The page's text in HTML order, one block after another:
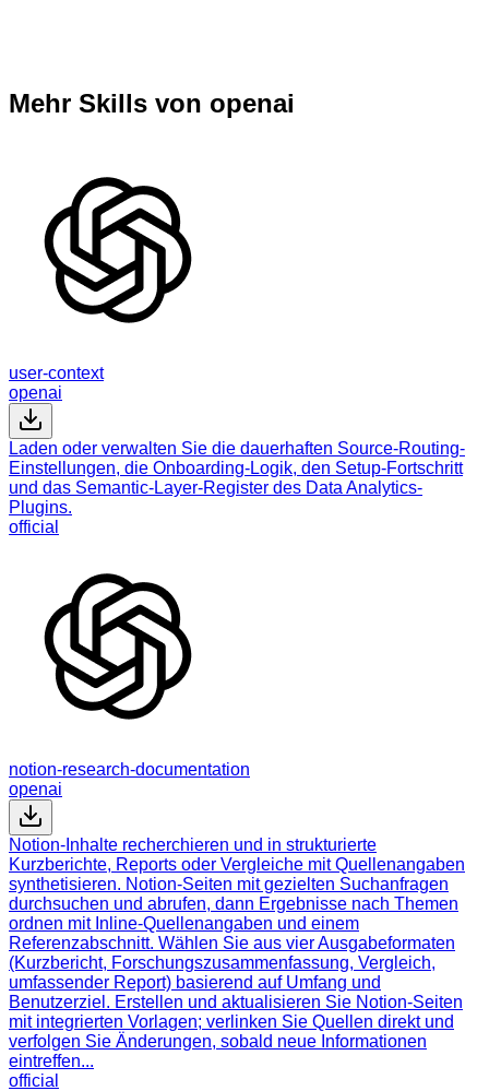
Mehr Skills von openai
user-context
openai
Laden oder verwalten Sie die dauerhaften Source-Routing-
Einstellungen, die Onboarding-Logik, den Setup-Fortschritt
und das Semantic-Layer-Register des Data Analytics-
Plugins.
official
notion-research-documentation
openai
Notion-Inhalte recherchieren und in strukturierte
Kurzberichte, Reports oder Vergleiche mit Quellenangaben
synthetisieren. Notion-Seiten mit gezielten Suchanfragen
durchsuchen und abrufen, dann Ergebnisse nach Themen
ordnen mit Inline-Quellenangaben und einem
Referenzabschnitt. Wählen Sie aus vier Ausgabeformaten
(Kurzbericht, Forschungszusammenfassung, Vergleich,
umfassender Report) basierend auf Umfang und
Benutzerziel. Erstellen und aktualisieren Sie Notion-Seiten
mit integrierten Vorlagen; verlinken Sie Quellen direkt und
verfolgen Sie Änderungen, sobald neue Informationen
eintreffen...
official